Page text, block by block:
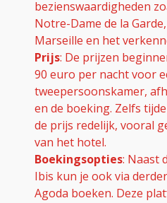
bezienswaardigheden
Notre-Dame de la
Marseille en het
Prijs: De prijzen
90 euro per nacht voor
tweepersoonskamer,
en de boeking. Zelfs
de prijs redelijk, vooral
van het hotel.
Boekingsopties: Naast
Ibis kun je ook via
Agoda boeken. Deze